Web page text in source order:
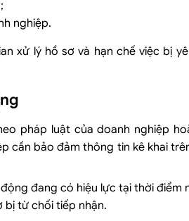
nghiệp.
xử lý hồ sơ và hạn chế việc bị
pháp luật của doanh nghiệp
cần bảo đảm thông tin kê khai
đang có hiệu lực tại thời điểm
bị từ chối tiếp nhận.